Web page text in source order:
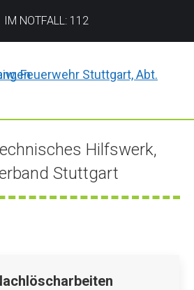
IM NOTFALL: 112
Hilfswerk,
Stuttgart
Sie befinden sich hier: